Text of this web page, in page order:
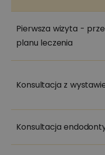
Pierwsza wizyta -
planu leczenia
Konsultacja z
Konsultacja